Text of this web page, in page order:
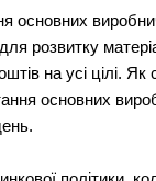
основних
розвитку
на усі цілі.
основних